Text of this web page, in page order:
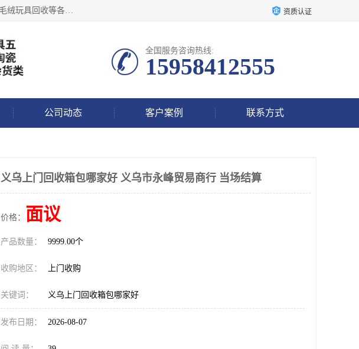
义乌永峰贸易商行长期从事:义乌库存回收、库存五金工具回收、库存杯子回收、尾货处理、尾货回收、库存毛绒玩具回收等各类产品库存回收，我们一直秉承：“，专业收购，价格从优，互惠互利，现金交易，价格公道”七大原则。欢迎有库存处理的老板来电洽谈! 资质认证
全国服务咨询热线:
15958412555
公司动态 客户案例 联系方式
义乌上门回收箱包哪家好 义乌市永峰贸易商行 当场结算
价格： 面议
产品数量： 9999.00个
收购地区： 上门收购
关键词： 义乌上门回收箱包哪家好
发布日期： 2026-08-07